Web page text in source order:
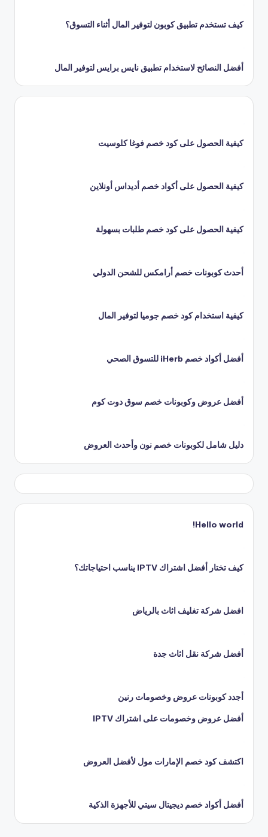
كيف تستخدم تطبيق كوبون لتوفير المال أثناء التسوق؟
أفضل النصائح لاستخدام تطبيق نايس برايس لتوفير المال
كيفية الحصول على كود خصم فوغا كلوسيت
كيفية الحصول على أكواد خصم أديداس أونلاين
كيفية الحصول على كود خصم طلبات بسهولة
أحدث كوبونات خصم أرامكس للشحن الدولي
كيفية استخدام كود خصم جوميا لتوفير المال
أفضل أكواد خصم iHerb للتسوق الصحي
أفضل عروض وكوبونات خصم سوق دوت كوم
دليل شامل لكوبونات خصم نون وأحدث العروض
Hello world!
كيف تختار أفضل اشتراك IPTV يناسب احتياجاتك؟
افضل شركة تغليف اثاث بالرياض
أفضل شركة نقل اثاث جدة
أجدد كوبونات عروض وخصومات رنين
أفضل عروض وخصومات على اشتراك IPTV
اكتشف كود خصم الإمارات مول لأفضل العروض
أفضل أكواد خصم ديجيتال سيتي للأجهزة الذكية